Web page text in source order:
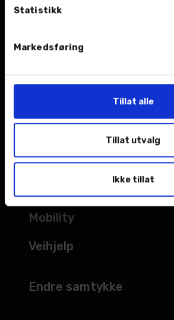
Statistikk
Markedsføring
Tillat alle
Tillat utvalg
Ikke tillat
Bruktbil
Verksted
Mobility
Veihjelp
Endre samtykke